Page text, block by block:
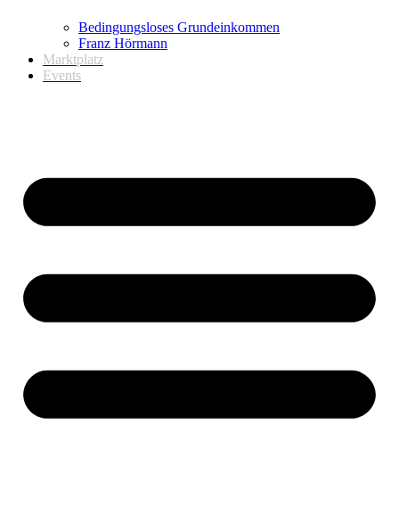
Bedingungsloses Grundeinkommen
Franz Hörmann
Marktplatz
Events